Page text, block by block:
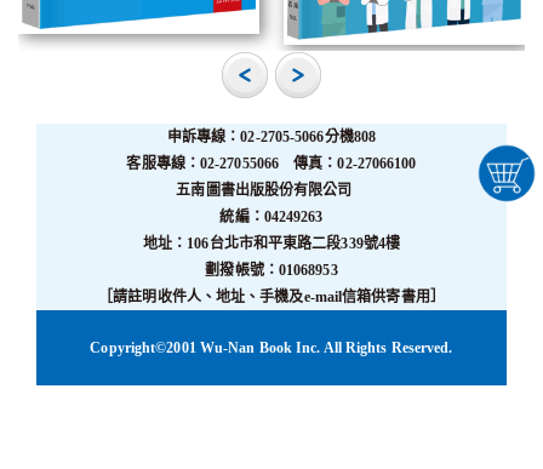
申訴專線：02-2705-5066分機808
客服專線：02-27055066 傳真：02-27066100
五南圖書出版股份有限公司
統編：04249263
地址：106台北市和平東路二段339號4樓
劃撥帳號：01068953
［請註明收件人、地址、手機及e-mail信箱供寄書用］
Copyright©2001 Wu-Nan Book Inc. All Rights Reserved.